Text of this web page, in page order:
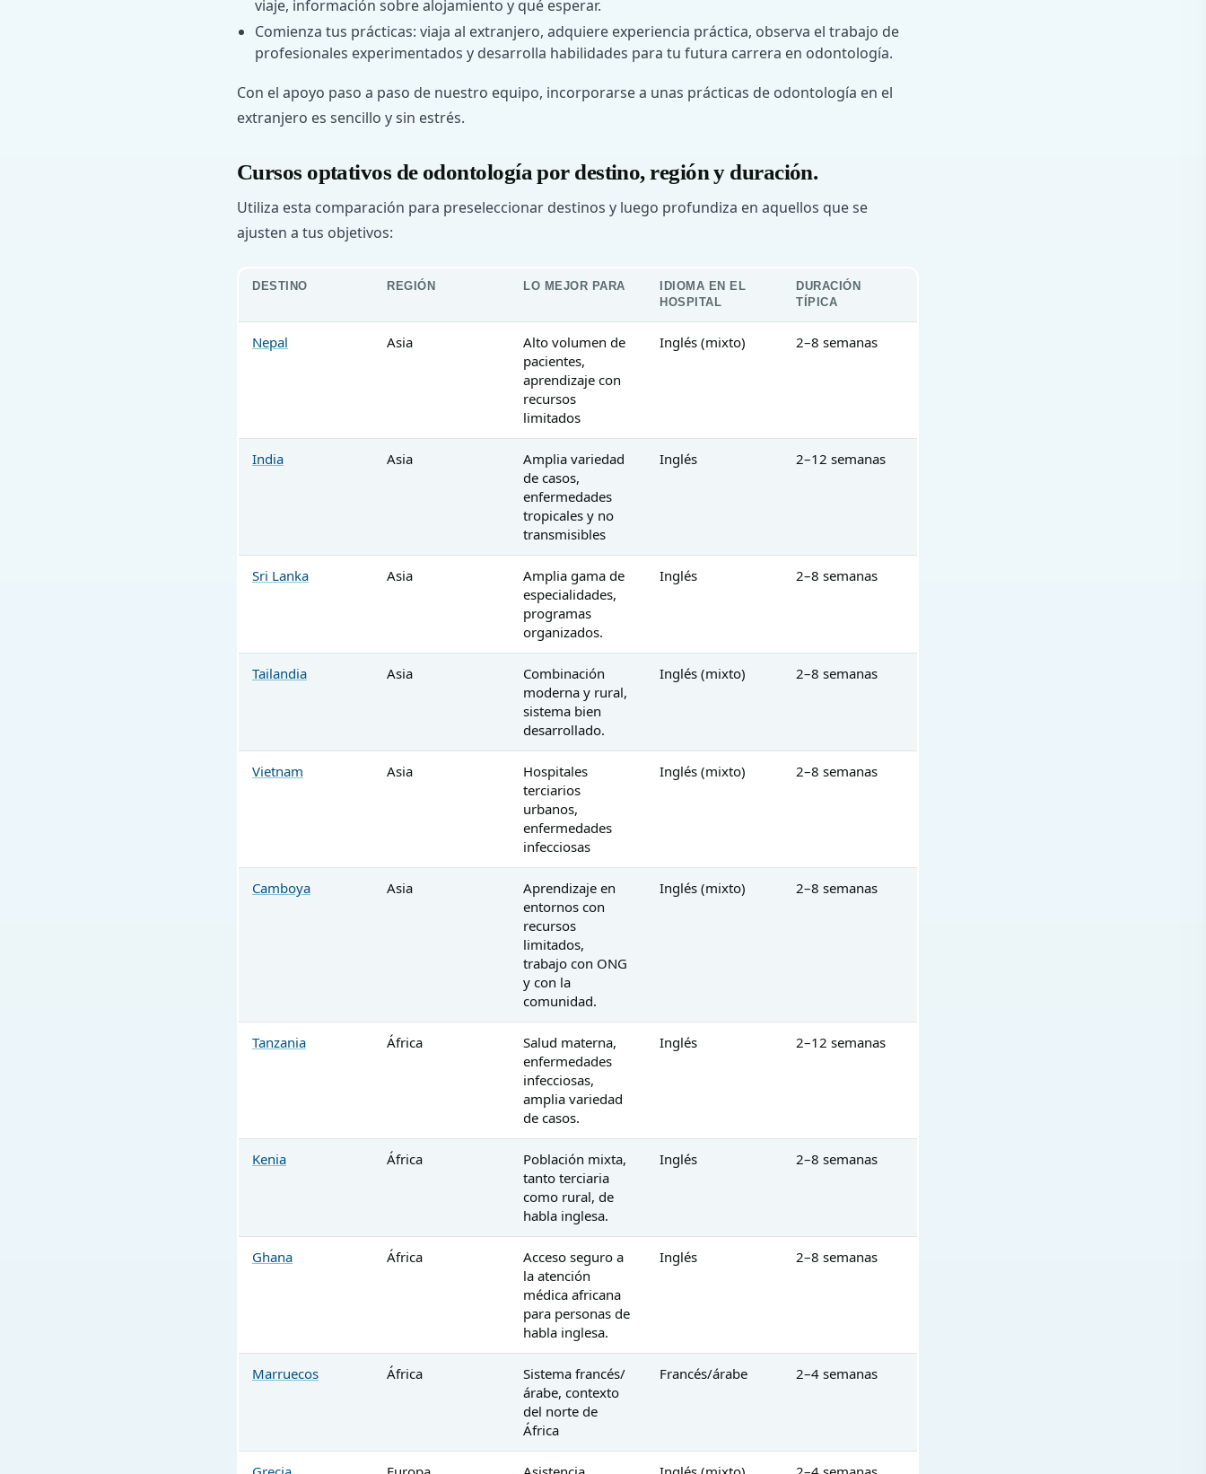
viaje, información sobre alojamiento y qué esperar.
Comienza tus prácticas: viaja al extranjero, adquiere experiencia práctica, observa el trabajo de
profesionales experimentados y desarrolla habilidades para tu futura carrera en odontología.
Con el apoyo paso a paso de nuestro equipo, incorporarse a unas prácticas de odontología en el
extranjero es sencillo y sin estrés.
Cursos optativos de odontología por destino, región y duración.
Utiliza esta comparación para preseleccionar destinos y luego profundiza en aquellos que se
ajusten a tus objetivos:
DESTINO REGIÓN LO MEJOR PARA
IDIOMA EN EL
HOSPITAL
DURACIÓN
TÍPICA
Nepal Asia
Alto volumen de
pacientes,
aprendizaje con
recursos
limitados
Inglés (mixto) 2–8 semanas
India Asia
Amplia variedad
de casos,
enfermedades
tropicales y no
transmisibles
Inglés 2–12 semanas
Sri Lanka Asia
Amplia gama de
especialidades,
programas
organizados.
Inglés 2–8 semanas
Tailandia Asia
Combinación
moderna y rural,
sistema bien
desarrollado.
Inglés (mixto) 2–8 semanas
Vietnam Asia
Hospitales
terciarios
urbanos,
enfermedades
infecciosas
Inglés (mixto) 2–8 semanas
Camboya Asia
Aprendizaje en
entornos con
recursos
limitados,
trabajo con ONG
y con la
comunidad.
Inglés (mixto) 2–8 semanas
Tanzania África
Salud materna,
enfermedades
infecciosas,
amplia variedad
de casos.
Inglés 2–12 semanas
Kenia África
Población mixta,
tanto terciaria
como rural, de
habla inglesa.
Inglés 2–8 semanas
Ghana África
Acceso seguro a
la atención
médica africana
para personas de
habla inglesa.
Inglés 2–8 semanas
Marruecos África
Sistema francés/
árabe, contexto
del norte de
África
Francés/árabe 2–4 semanas